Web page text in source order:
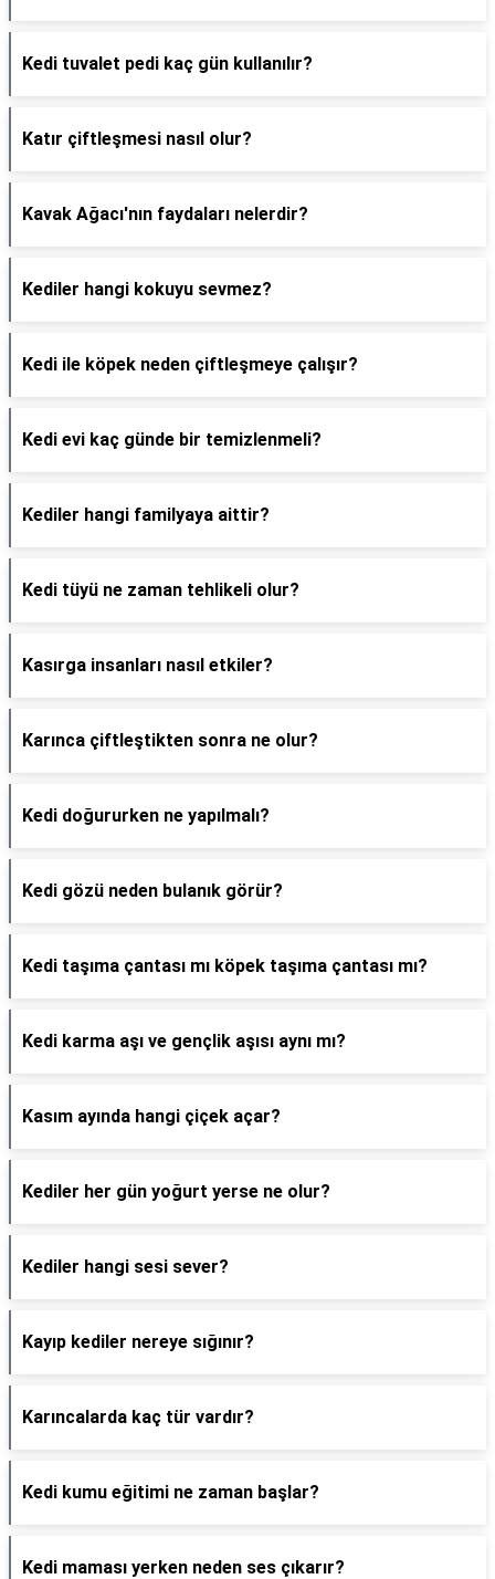
Kedi tuvalet pedi kaç gün kullanılır?
Katır çiftleşmesi nasıl olur?
Kavak Ağacı'nın faydaları nelerdir?
Kediler hangi kokuyu sevmez?
Kedi ile köpek neden çiftleşmeye çalışır?
Kedi evi kaç günde bir temizlenmeli?
Kediler hangi familyaya aittir?
Kedi tüyü ne zaman tehlikeli olur?
Kasırga insanları nasıl etkiler?
Karınca çiftleştikten sonra ne olur?
Kedi doğururken ne yapılmalı?
Kedi gözü neden bulanık görür?
Kedi taşıma çantası mı köpek taşıma çantası mı?
Kedi karma aşı ve gençlik aşısı aynı mı?
Kasım ayında hangi çiçek açar?
Kediler her gün yoğurt yerse ne olur?
Kediler hangi sesi sever?
Kayıp kediler nereye sığınır?
Karıncalarda kaç tür vardır?
Kedi kumu eğitimi ne zaman başlar?
Kedi maması yerken neden ses çıkarır?